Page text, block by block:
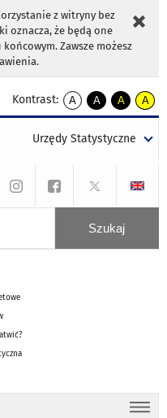
z witryny bez
oznacza, że będą one
Zawsze możesz
Kontrast:
A
kontrast
A
kontrast
tekst
czarnym
A
kontrast
tekst
czarnym
A
tekst
żółtym
Urzędy Statystyczne